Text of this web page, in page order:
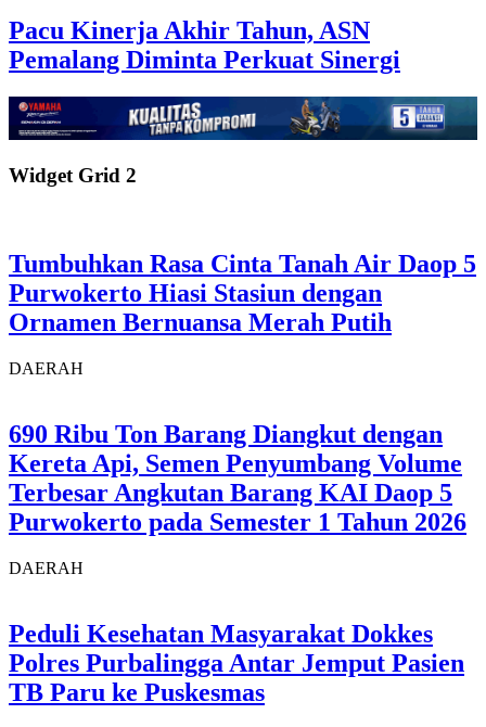
Pacu Kinerja Akhir Tahun, ASN
Pemalang Diminta Perkuat Sinergi
Widget Grid 2
Tumbuhkan Rasa Cinta Tanah Air Daop 5
Purwokerto Hiasi Stasiun dengan
Ornamen Bernuansa Merah Putih
DAERAH
690 Ribu Ton Barang Diangkut dengan
Kereta Api, Semen Penyumbang Volume
Terbesar Angkutan Barang KAI Daop 5
Purwokerto pada Semester 1 Tahun 2026
DAERAH
Peduli Kesehatan Masyarakat Dokkes
Polres Purbalingga Antar Jemput Pasien
TB Paru ke Puskesmas